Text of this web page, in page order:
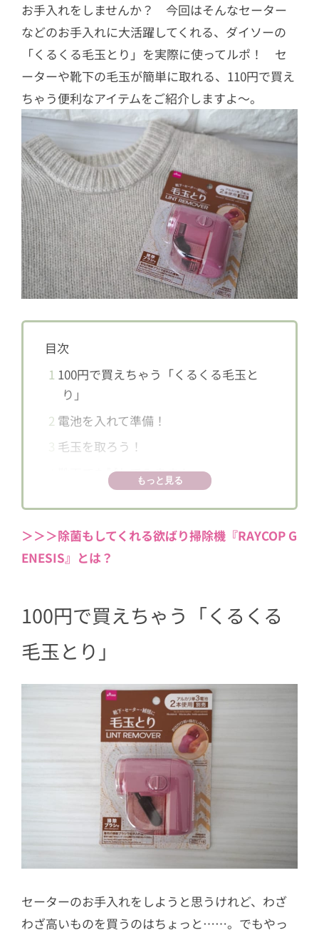
お手入れをしませんか？ 今回はそんなセーター
などのお手入れに大活躍してくれる、ダイソーの
「くるくる毛玉とり」を実際に使ってルポ！ セ
ーターや靴下の毛玉が簡単に取れる、110円で買え
ちゃう便利なアイテムをご紹介しますよ〜。
目次
1 100円で買えちゃう「くるくる毛玉と
り」
2 電池を入れて準備！
毛玉を取ろう！
靴下でも試してみます！
もっと見る
＞＞＞除菌もしてくれる欲ばり掃除機『RAYCOP G
ENESIS』とは？
100円で買えちゃう「くるくる
毛玉とり」
セーターのお手入れをしようと思うけれど、わざ
わざ高いものを買うのはちょっと……。でもやっ